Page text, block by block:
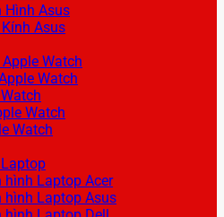
Hình Asus
Asus
Watch
Watch
Watch
Watch
hình Laptop Acer
hình Laptop Asus